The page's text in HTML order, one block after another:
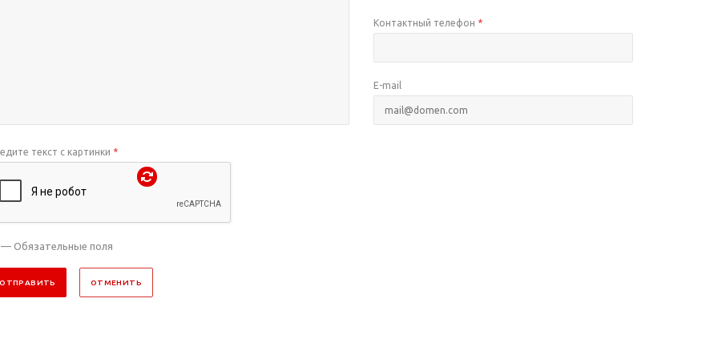
Контактный телефон *
E-mail
текст с картинки *
Обязательные поля
ОТПРАВИТЬ ОТМЕНИТЬ